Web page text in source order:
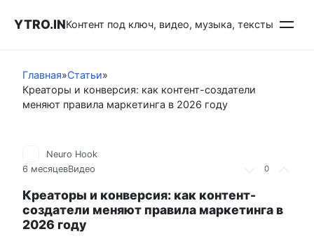
YTRO.INКонтент под ключ, видео, музыка, тексты
Главная»Статьи»
Креаторы и конверсия: как контент-создатели
меняют правила маркетинга в 2026 году
0
Neuro Hook
6 месяцевВидео
Креаторы и конверсия: как контент-
создатели меняют правила маркетинга в
2026 году